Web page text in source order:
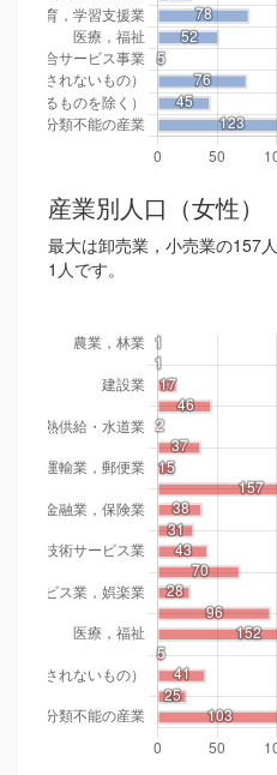
産業別人口（女性）
最大は卸売業，小売業の157
1人です。